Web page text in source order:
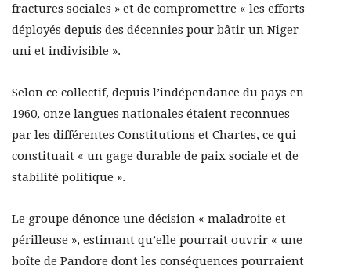
fractures sociales » et de compromettre « les efforts
déployés depuis des décennies pour bâtir un Niger
uni et indivisible ».
Selon ce collectif, depuis l’indépendance du pays en
1960, onze langues nationales étaient reconnues
par les différentes Constitutions et Chartes, ce qui
constituait « un gage durable de paix sociale et de
stabilité politique ».
Le groupe dénonce une décision « maladroite et
périlleuse », estimant qu’elle pourrait ouvrir « une
boîte de Pandore dont les conséquences pourraient